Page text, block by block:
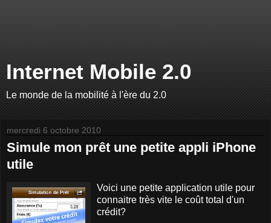
Internet Mobile 2.0
Le monde de la mobilité à l'ère du 2.0
mercredi 6 octobre 2010
Simule mon prêt une petite appli iPhone
utile
Voici une petite application utile pour
connaitre très vite le coût total d'un
crédit?